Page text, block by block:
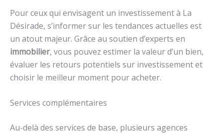
Pour ceux qui envisagent un investissement à La
Désirade, s’informer sur les tendances actuelles est
un atout majeur. Grâce au soutien d’experts en
immobilier, vous pouvez estimer la valeur d’un bien,
évaluer les retours potentiels sur investissement et
choisir le meilleur moment pour acheter.
Services complémentaires
Au-delà des services de base, plusieurs agences